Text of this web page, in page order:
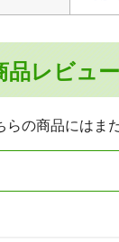
品レビュ
らの商品にはま